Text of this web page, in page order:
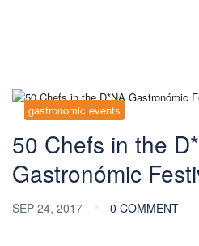
gastronomic events
50 Chefs in the
Gastronómic
SEP 24, 2017 0 COMMENT